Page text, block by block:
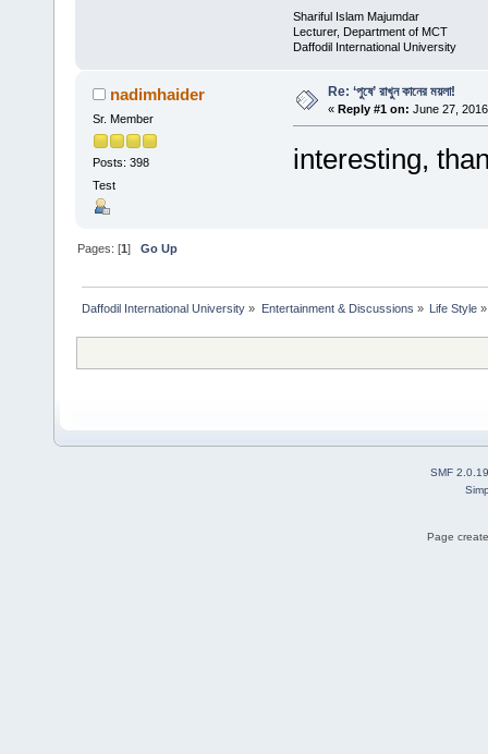
Shariful Islam Majumdar
Lecturer, Department of MCT
Daffodil International University
nadimhaider
Sr. Member
Posts: 398
Test
Re: ‘পুষে’ রাখুন কানের ময়লা!
« Reply #1 on: June 27,
interesting,
Pages: [1]Go Up
Daffodil International University » Entertainment & Discussions » Life Style»
SMF 2.0.19
Page